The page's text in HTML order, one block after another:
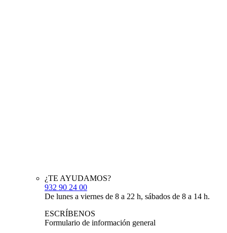
¿TE AYUDAMOS?
932 90 24 00
De lunes a viernes de 8 a 22 h, sábados de 8 a 14 h.
ESCRÍBENOS
Formulario de información general